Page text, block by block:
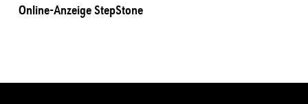
Online-Anzeige StepStone